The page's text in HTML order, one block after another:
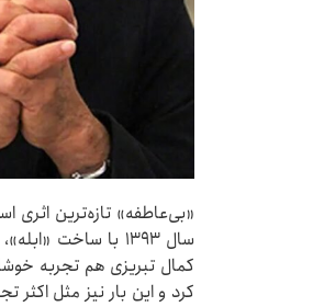
«بی‌عاطفه» تازه‌ترین اثری
سال ۱۳۹۳ با
کمال تبریزی هم تجربه
کرد و این بار نیز مثل